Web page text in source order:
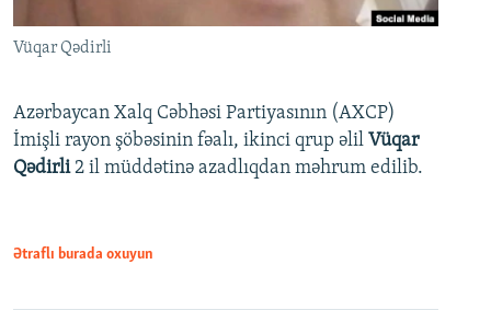
Vüqar Qədirli
Azərbaycan Xalq Cəbhəsi Partiyasının (AXCP)
İmişli rayon şöbəsinin fəalı, ikinci qrup əlil Vüqar
Qədirli2 il müddətinə azadlıqdan məhrum edilib.
Ətraflı burada oxuyun